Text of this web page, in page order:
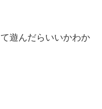
遊んだらいいかわか